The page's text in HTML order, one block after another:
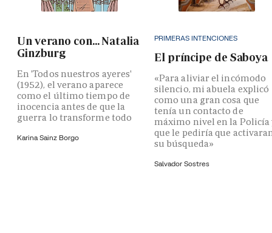
Un verano con... Natalia
Ginzburg
En 'Todos nuestros ayeres'
(1952), el verano aparece
como el último tiempo de
inocencia antes de que la
guerra lo transforme todo
Karina Sainz Borgo
PRIMERAS INTENCIONES
El príncipe de Saboya
«Para aliviar el incómodo
silencio, mi abuela explicó
como una gran cosa que
tenía un contacto de
máximo nivel en la Policía
que le pediría que
su búsqueda»
Salvador Sostres